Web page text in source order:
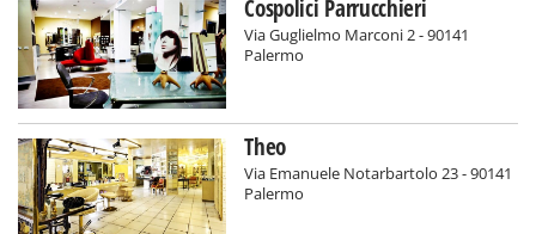
Cospolici Parrucchieri
Via Guglielmo Marconi 2 - 90141
Palermo
Theo
Via Emanuele Notarbartolo 23 - 90141
Palermo